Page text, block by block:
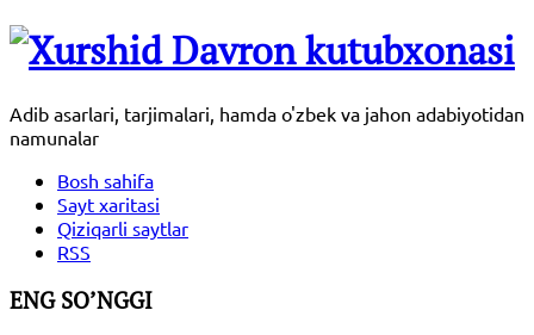
Adib asarlari, tarjimalari, hamda o'zbek va jahon adabiyotidan
namunalar
Bosh sahifa
Sayt xaritasi
Qiziqarli saytlar
RSS
ENG SO’NGGI